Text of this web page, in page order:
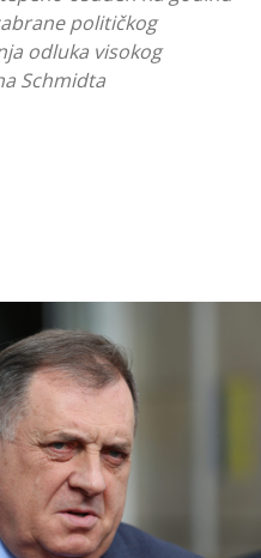
političkog
odluka visokog
Schmidta